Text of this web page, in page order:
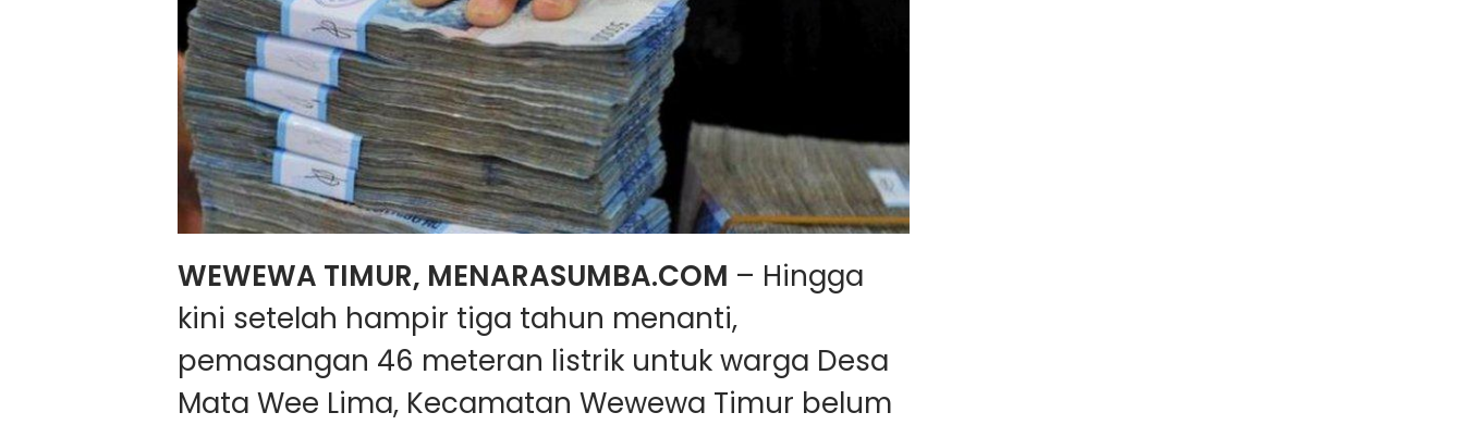
WEWEWA TIMUR, MENARASUMBA.COM – Hingga
kini setelah hampir tiga tahun menanti,
pemasangan 46 meteran listrik untuk warga Desa
Mata Wee Lima, Kecamatan Wewewa Timur belum